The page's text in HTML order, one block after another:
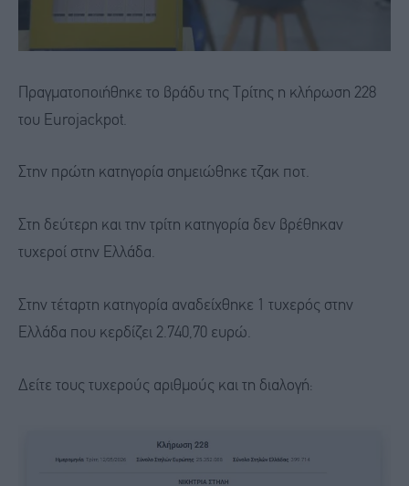
Πραγματοποιήθηκε το βράδυ της Τρίτης η κλήρωση 228
του Eurojackpot.
Στην πρώτη κατηγορία σημειώθηκε τζακ ποτ.
Στη δεύτερη και την τρίτη κατηγορία δεν βρέθηκαν
τυχεροί στην Ελλάδα.
Στην τέταρτη κατηγορία αναδείχθηκε 1 τυχερός στην
Ελλάδα που κερδίζει 2.740,70 ευρώ.
Δείτε τους τυχερούς αριθμούς και τη διαλογή: